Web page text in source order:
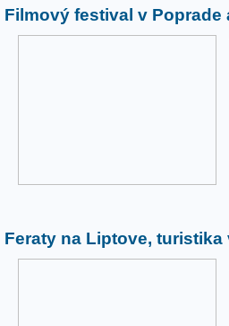
Filmový festival v Poprade
Feraty na Liptove, turistika